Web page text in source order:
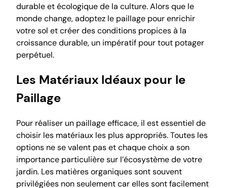
durable et écologique de la culture. Alors que le
monde change, adoptez le paillage pour enrichir
votre sol et créer des conditions propices à la
croissance durable, un impératif pour tout potager
perpétuel.
Les Matériaux Idéaux pour le
Paillage
Pour réaliser un paillage efficace, il est essentiel de
choisir les matériaux les plus appropriés. Toutes les
options ne se valent pas et chaque choix a son
importance particulière sur l’écosystème de votre
jardin. Les matières organiques sont souvent
privilégiées non seulement car elles sont facilement